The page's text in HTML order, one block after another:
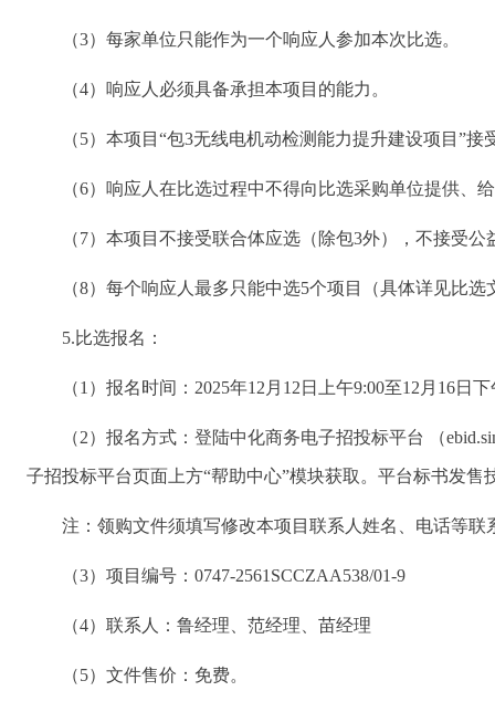
（3）每家单位只能作为一个响应人参加本次比选。
（4）响应人必须具备承担本项目的能力。
（5）本项目“包3无线电机动检测能力提升建设项目”
（6）响应人在比选过程中不得向比选采购单位提供
（7）本项目不接受联合体应选（除包3外），不接受
（8）每个响应人最多只能中选5个项目（具体详见比
5.比选报名：
（1）报名时间：2025年12月12日上午9:00至12月16日
（2）报名方式：登陆中化商务电子招投标平台 （
子招投标平台页面上方“帮助中心”模块获取。平台标书发售
注：领购文件须填写修改本项目联系人姓名、电话等联
（3）项目编号：0747-2561SCCZAA538/01-9
（4）联系人：鲁经理、范经理、苗经理
（5）文件售价：免费。